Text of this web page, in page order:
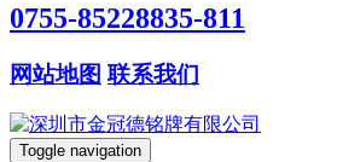
0755-85228835-811
网站地图 联系我们
Toggle navigation